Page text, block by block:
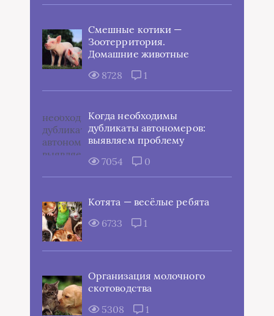
Смешные котики —
Зоотерритория.
Домашние животные
8728
1
Когда необходимы
дубликаты автономеров:
выявляем проблему
7054
0
Котята — весёлые ребята
6733
1
Организация молочного
скотоводства
5308
1